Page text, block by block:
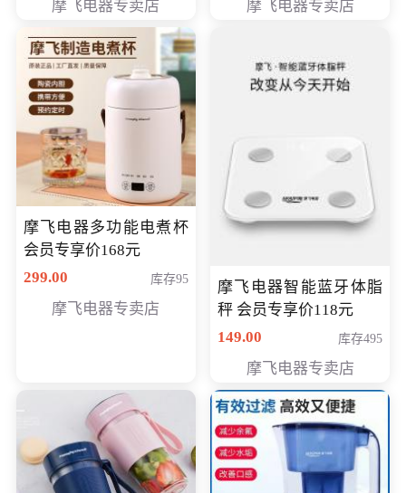
摩飞电器专卖店 摩飞电器专卖店
摩飞电器多功能电煮杯
会员专享价168元
299.00
库存95
摩飞电器专卖店
摩飞电器智能蓝牙体脂
秤 会员专享价118元
149.00
库存495
摩飞电器专卖店